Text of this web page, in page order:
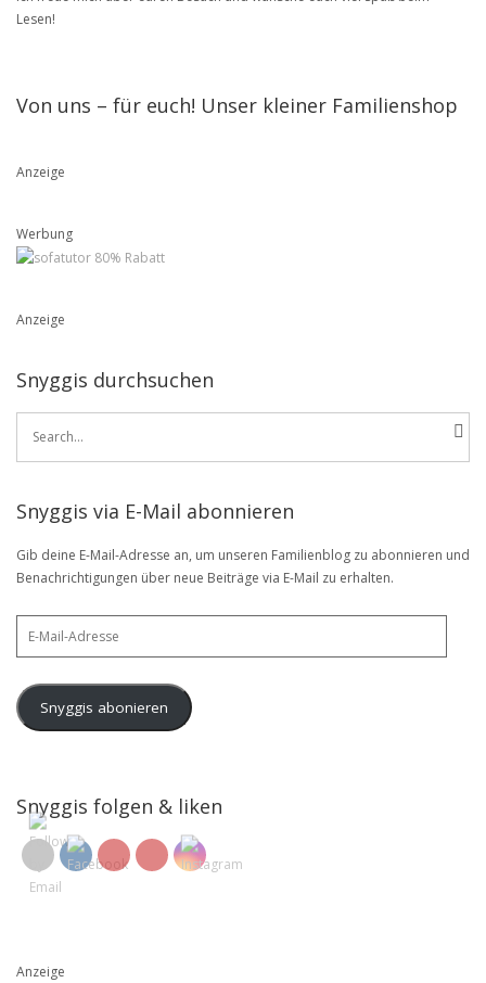
Lesen!
Von uns – für euch! Unser kleiner Familienshop
Anzeige
Werbung
Anzeige
Snyggis durchsuchen
Search
Snyggis via E-Mail abonnieren
Gib deine E-Mail-Adresse an, um unseren Familienblog zu abonnieren und
Benachrichtigungen über neue Beiträge via E-Mail zu erhalten.
Snyggis abonieren
Snyggis folgen & liken
Anzeige